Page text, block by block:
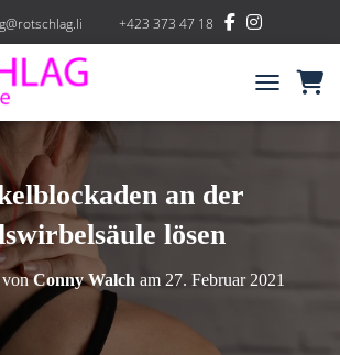
+423 373 47 18
an der
lösen
vonConny Walch am 27. Februar 2021